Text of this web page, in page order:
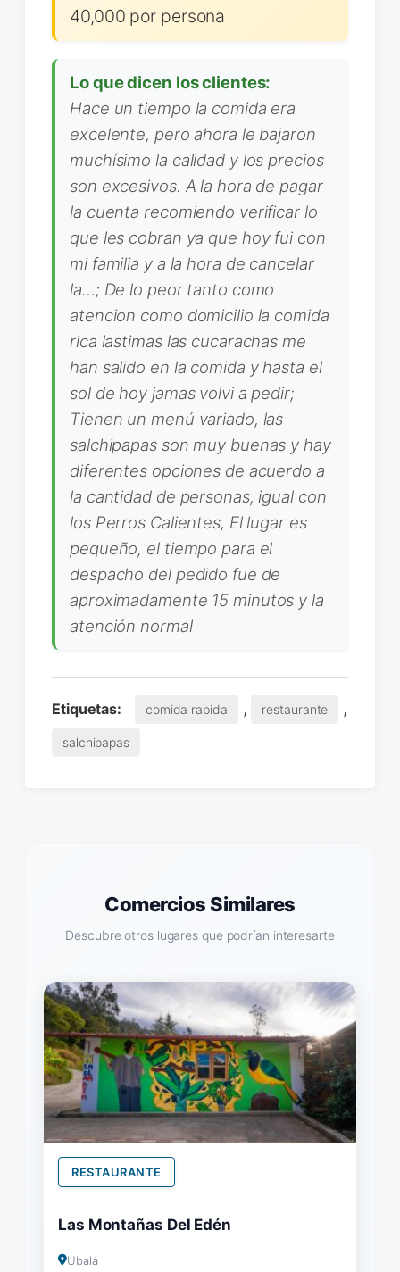
40,000 por persona
Lo que dicen los clientes:
Hace un tiempo la comida era
excelente, pero ahora le bajaron
muchísimo la calidad y los precios
son excesivos. A la hora de pagar
la cuenta recomiendo verificar lo
que les cobran ya que hoy fui con
mi familia y a la hora de cancelar
la…; De lo peor tanto como
atencion como domicilio la comida
rica lastimas las cucarachas me
han salido en la comida y hasta el
sol de hoy jamas volvi a pedir;
Tienen un menú variado, las
salchipapas son muy buenas y hay
diferentes opciones de acuerdo a
la cantidad de personas, igual con
los Perros Calientes, El lugar es
pequeño, el tiempo para el
despacho del pedido fue de
aproximadamente 15 minutos y la
atención normal
Etiquetas: comida rapida , restaurante ,
salchipapas
Comercios Similares
Descubre otros lugares que podrían interesarte
RESTAURANTE
Las Montañas Del Edén
Ubalá